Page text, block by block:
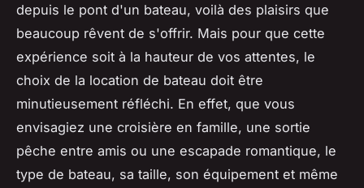
depuis le pont d'un bateau, voilà des plaisirs que
beaucoup rêvent de s'offrir. Mais pour que cette
expérience soit à la hauteur de vos attentes, le
choix de la location de bateau doit être
minutieusement réfléchi. En effet, que vous
envisagiez une croisière en famille, une sortie
pêche entre amis ou une escapade romantique, le
type de bateau, sa taille, son équipement et même